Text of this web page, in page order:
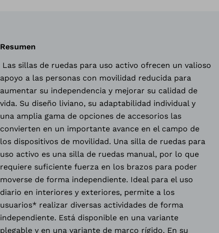
Resumen
Las sillas de ruedas para uso activo ofrecen un valioso
apoyo a las personas con movilidad reducida para
aumentar su independencia y mejorar su calidad de
vida. Su diseño liviano, su adaptabilidad individual y
una amplia gama de opciones de accesorios las
convierten en un importante avance en el campo de
los dispositivos de movilidad. Una silla de ruedas para
uso activo es una silla de ruedas manual, por lo que
requiere suficiente fuerza en los brazos para poder
moverse de forma independiente. Ideal para el uso
diario en interiores y exteriores, permite a los
usuarios* realizar diversas actividades de forma
independiente. Está disponible en una variante
plegable y en una variante de marco rígido. En su